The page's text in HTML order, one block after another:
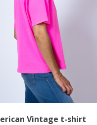
Vintage t-shirt